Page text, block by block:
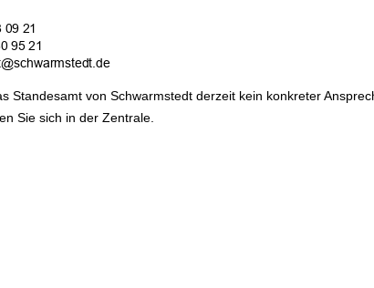
Standesamt von Schwarmstedt derzeit kein konkreter
Sie sich in der Zentrale.